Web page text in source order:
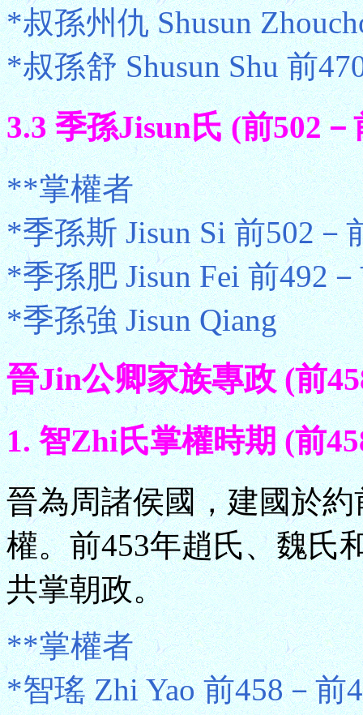
*叔孫州仇 Shusun
*叔孫舒 Shusun Shu 前
3.3 季孫Jisun氏 (前502－
**掌權者
*季孫斯 Jisun Si 前502－
*季孫肥 Jisun Fei 前492
*季孫強 Jisun Qiang
晉Jin公卿家族專政 (前
1. 智Zhi氏掌權時期 (前
晉為周諸侯國，建國於
權。前453年趙氏、魏氏
共掌朝政。
**掌權者
*智瑤 Zhi Yao 前458－前